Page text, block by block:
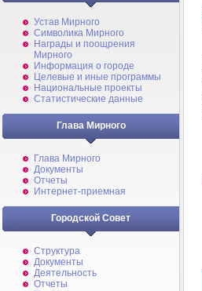
Устав Мирного
Символика Мирного
Награды и поощрения
Мирного
Информация о городе
Целевые и иные программы
Национальные проекты
Статистические данные
Глава Мирного
Глава Мирного
Документы
Отчеты
Интернет-приемная
Городской Совет
Структура
Документы
Деятельность
Отчеты